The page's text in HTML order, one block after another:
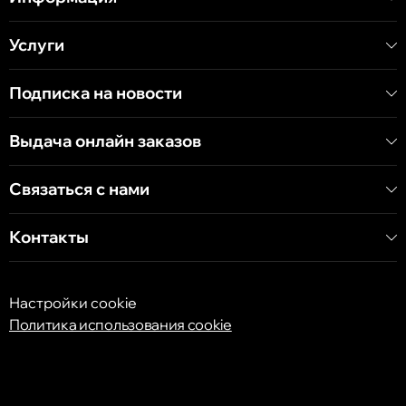
Хынчештское шоссе, 60/4
бульвар Дечебал, 139
Услуги
Подписка на новости
Выдача онлайн заказов
Связаться с нами
Контакты
Настройки cookie
Политика использования cookie